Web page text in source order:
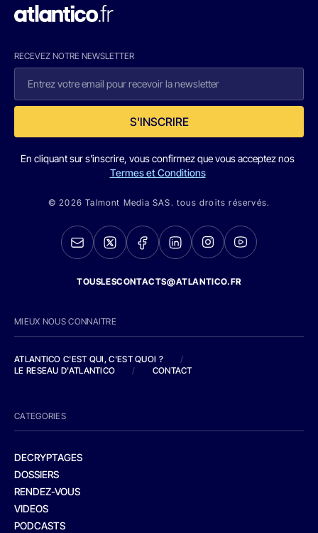
RECEVEZ NOTRE NEWSLETTER
S'INSCRIRE
En cliquant sur s'inscrire, vous confirmez que vous acceptez nos
Termes et Conditions
© 2026 Talmont Media SAS. tous droits réservés.
TOUSLESCONTACTS@ATLANTICO.FR
MIEUX NOUS CONNAITRE
ATLANTICO C'EST QUI, C'EST QUOI ?
/
LE RESEAU D'ATLANTICO
/ CONTACT
CATEGORIES
DECRYPTAGES
DOSSIERS
RENDEZ-VOUS
VIDEOS
PODCASTS